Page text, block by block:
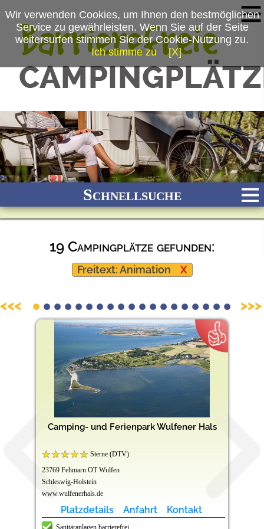
Schnellsuche
Fluss Meer Gebirge See
Wald/Wiesen
Ganzjährig geöffnet
Barrierefreie Campingplätze
19 Campingplätze gefunden:
Freitext: Animation X
Camping- und Ferienpark Wulfener Hals
Sterne (DTV)
23769 Fehmarn OT Wulfen
Schleswig-Holstein
www.wulfenerhals.de
Platzdetails Anfahrt Kontakt
Sanitäranlagen barrierefrei
<<< >>>
Wir verwenden Cookies, um Ihnen den bestmöglichen
Service zu gewährleisten. Wenn Sie auf der Seite
weitersurfen stimmen Sie der Cookie-Nutzung zu.
Ich stimme zu
[X]